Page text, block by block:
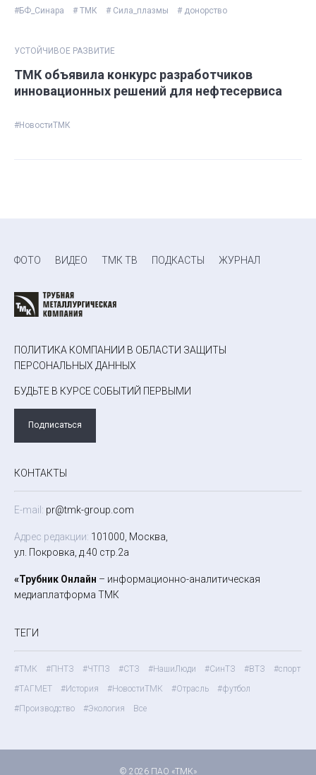
#БФ_Синара # ТМК # Сила_плазмы # донорство
УСТОЙЧИВОЕ РАЗВИТИЕ
ТМК объявила конкурс разработчиков
инновационных решений для нефтесервиса
#НовостиТМК
ФОТО ВИДЕО ТМК ТВ ПОДКАСТЫ ЖУРНАЛ
ПОЛИТИКА КОМПАНИИ В ОБЛАСТИ ЗАЩИТЫ
ПЕРСОНАЛЬНЫХ ДАННЫХ
БУДЬТЕ В КУРСЕ СОБЫТИЙ ПЕРВЫМИ
Подписаться
КОНТАКТЫ
E-mail: pr@tmk-group.com
Адрес редакции: 101000, Москва,
ул. Покровка, д.40 стр.2а
«Трубник Онлайн – информационно-аналитическая
медиаплатформа ТМК
ТЕГИ
#ТМК #ПНТЗ #ЧТПЗ #СТЗ #НашиЛюди #СинТЗ #ВТЗ
#спорт
#ТАГМЕТ
#История #НовостиТМК #Отрасль
#футбол
#Производство
#Экология Все
© 2026 ПАО «ТМК»